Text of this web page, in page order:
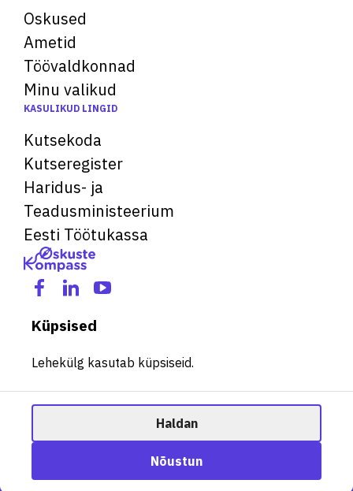
Ametisoovitaja
Oskused
Ametid
Töövaldkonnad
Minu valikud
KASULIKUD LINGID
Kutsekoda
Kutseregister
Haridus- ja
Teadusministeerium
Eesti Töötukassa
Küpsised
Lehekülg kasutab küpsiseid.
Haldan
Nõustun